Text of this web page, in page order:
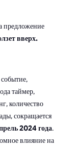
предложение
вверх.
таймер,
количество
сокращается
2024 года.
влияние на